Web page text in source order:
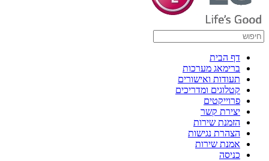
דף הבית
ברימאג מערכות
תעודות ואישורים
קטלוגים ומדריכים
פרוייקטים
יצירת קשר
הזמנת שירות
הצהרת נגישות
אמנת שירות
כניסה